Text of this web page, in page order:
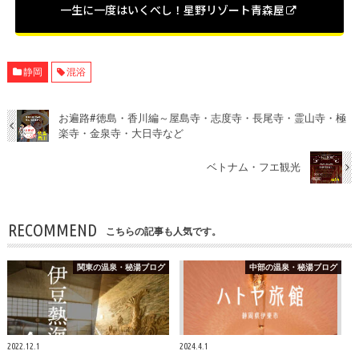
一生に一度はいくべし！星野リゾート青森屋
静岡 混浴
お遍路#徳島・香川編～屋島寺・志度寺・長尾寺・霊山寺・極
楽寺・金泉寺・大日寺など
ベトナム・フエ観光
RECOMMEND こちらの記事も人気です。
関東の温泉・秘湯ブログ
2022.12.1
中部の温泉・秘湯ブログ
2024.4.1